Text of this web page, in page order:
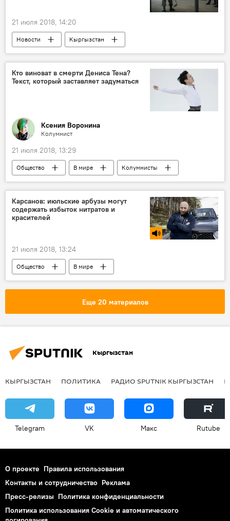
21 июля 2018, 14:20
Новости
Кыргызстан
Происшествия
Таджикистан
Пограничник
конфликт граница
Кто виноват в смерти Дениса Тена?
Текст, который заставляет задуматься
Ксения Воронина
Колумнист
21 июля 2018, 13:29
Общество В мире
Колумнисты
Азия
Казахстан
Денис Тен
смерть
Карсанов: июльские арбузы могут
содержать избыток нитратов и
красителей
21 июля 2018, 13:24
Общество
В мире
Радио Sputnik Кыргызстан
поле
вред
Еще 20 материалов
Кыргызстан
КЫРГЫЗСТАН ПОЛИТИКА РАДИО SPUTNIK КЫРГЫЗСТАН
Telegram VK Макс Rutube
О проекте Правила использования
Контакты и сотрудничество Реклама
Пресс-релизы Политика конфиденциальности
Политика использования Cookie и автоматического